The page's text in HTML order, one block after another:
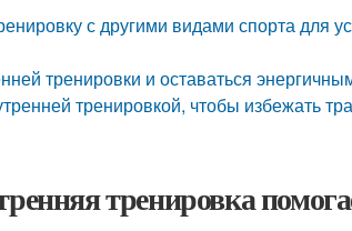
с другими видами спорта для
тренировки и оставаться
тренировкой, чтобы избежать
тренировка